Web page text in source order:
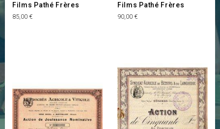
Films Pathé Frères
Prix
85,00 €
Films Pathé Frères
Prix
90,00 €